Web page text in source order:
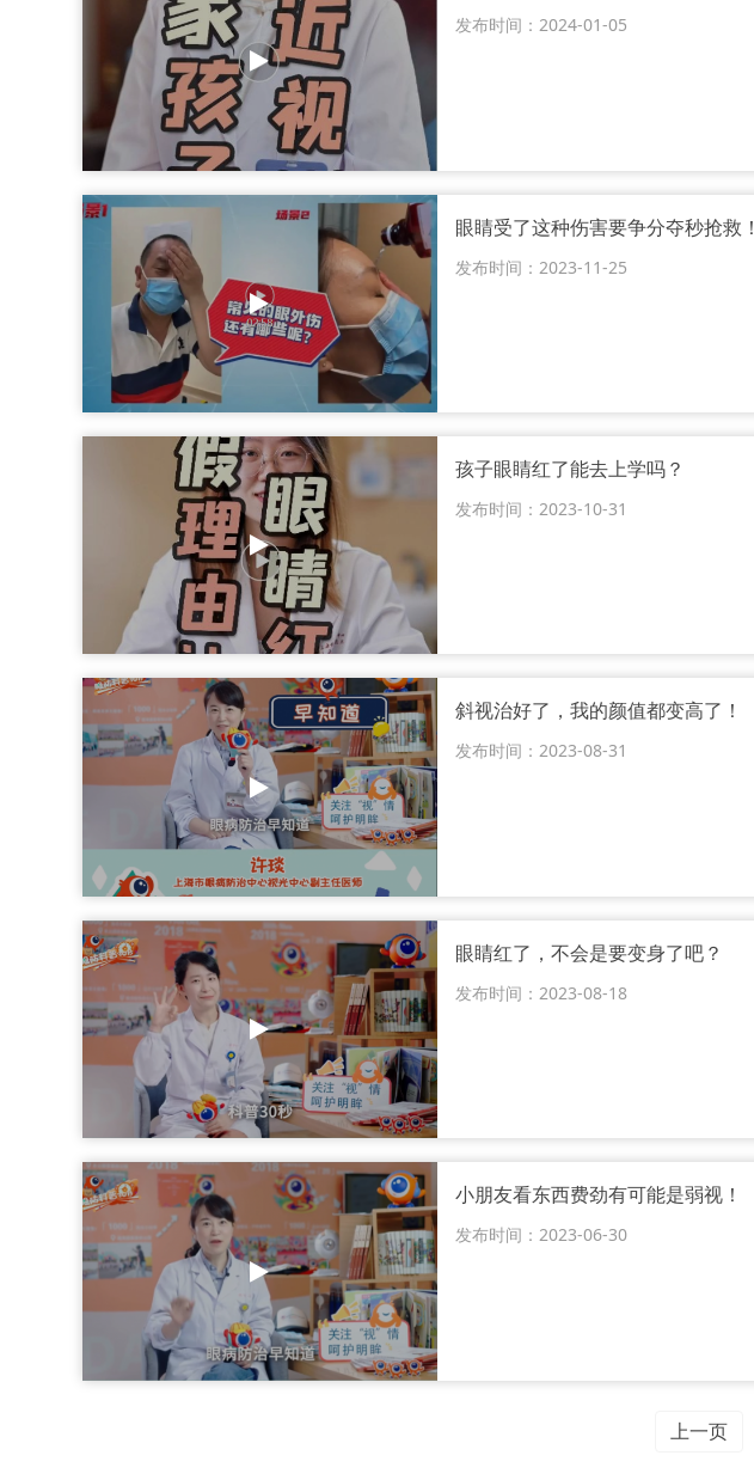
发布时间：2024-01-05
眼睛受了这种伤害要争分夺秒抢救！
发布时间：2023-11-25
孩子眼睛红了能去上学吗？
发布时间：2023-10-31
斜视治好了，我的颜值都变高了！
发布时间：2023-08-31
眼睛红了，不会是要变身了吧？
发布时间：2023-08-18
小朋友看东西费劲有可能是弱视！
发布时间：2023-06-30
上一页